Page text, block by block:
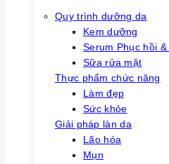
Quy trình dưỡng da
Kem dưỡng
Serum Phục hồi
Sữa rửa mặt
Thực phẩm chức năng
Làm đẹp
Sức khỏe
Giải pháp làn da
Lão hóa
Mụn